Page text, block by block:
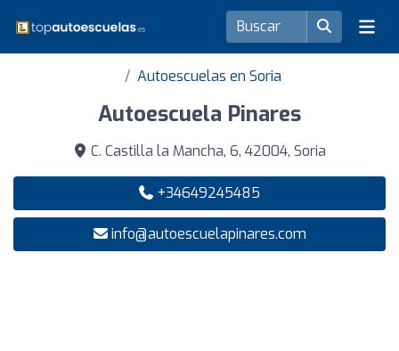
Autoescuelas en Soria
Autoescuela Pinares
C. Castilla la Mancha, 6, 42004, Soria
+34649245485
info@autoescuelapinares.com